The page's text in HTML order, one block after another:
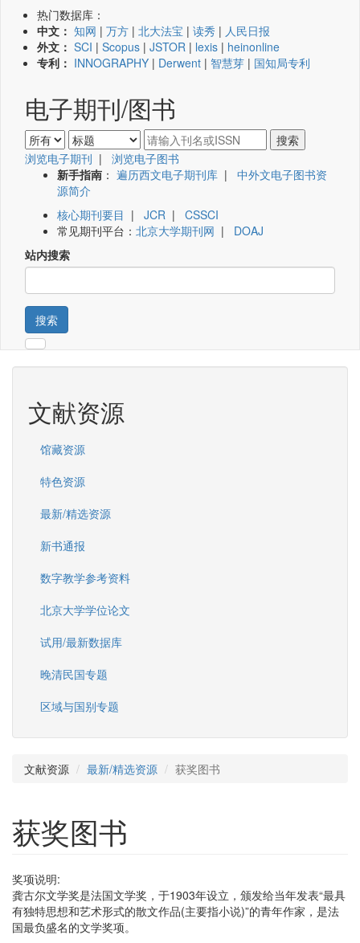
热门数据库：
中文： 知网 | 万方 | 北大法宝 | 读秀 | 人民日报
外文： SCI | Scopus | JSTOR | lexis | heinonline
专利： INNOGRAPHY | Derwent | 智慧芽 | 国知局专利
电子期刊/图书
浏览电子期刊 | 浏览电子图书
新手指南 ： 遍历西文电子期刊库 | 中外文电子图书资
源简介
核心期刊要目 | JCR | CSSCI
常见期刊平台： 北京大学期刊网 | DOAJ
站内搜索
搜索
文献资源
馆藏资源
特色资源
最新/精选资源
新书通报
数字教学参考资料
北京大学学位论文
试用/最新数据库
晚清民国专题
区域与国别专题
文献资源 最新/精选资源 获奖图书
获奖图书
奖项说明:
龚古尔文学奖是法国文学奖，于1903年设立，颁发给当年发表“最具
有独特思想和艺术形式的散文作品(主要指小说)”的青年作家，是法
国最负盛名的文学奖项。